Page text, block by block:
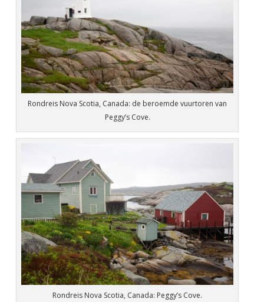
Rondreis Nova Scotia, Canada: de beroemde vuurtoren van
Peggy’s Cove.
Rondreis Nova Scotia, Canada: Peggy’s Cove.